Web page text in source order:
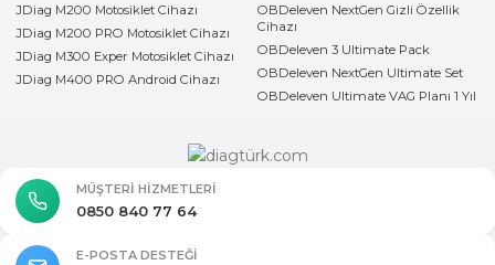
JDiag M200 Motosiklet Cihazı
JDiag M200 PRO Motosiklet Cihazı
JDiag M300 Exper Motosiklet Cihazı
JDiag M400 PRO Android Cihazı
OBDeleven NextGen Gizli Özellik
Cihazı
OBDeleven 3 Ultimate Pack
OBDeleven NextGen Ultimate Set
OBDeleven Ultimate VAG Planı 1 Yıl
MÜŞTERI HIZMETLERI
0850 840 77 64
E-POSTA DESTEĞI